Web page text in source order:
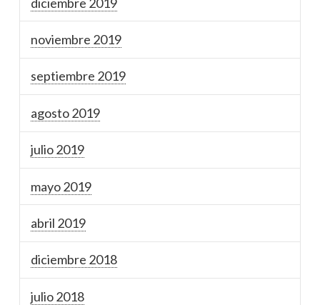
noviembre 2019
septiembre 2019
agosto 2019
julio 2019
mayo 2019
abril 2019
diciembre 2018
julio 2018